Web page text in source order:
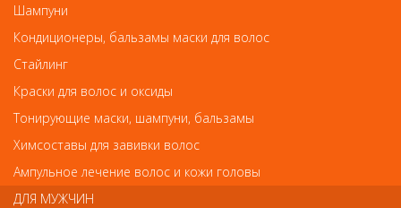
BERENICE Средство для ногтей "Мультикомплекс 5 в 1" 16мл.
BERENICE Средство для ногтей
"Мультикомплекс 5 в 1" 16мл.
Арт.28001
518р.-
Шампуни
Кондиционеры, бальзамы маски для волос
Стайлинг
Краски для волос и оксиды
Тонирующие маски, шампуни, бальзамы
Химсоставы для завивки волос
Ампульное лечение волос и кожи головы
ДЛЯ МУЖЧИН